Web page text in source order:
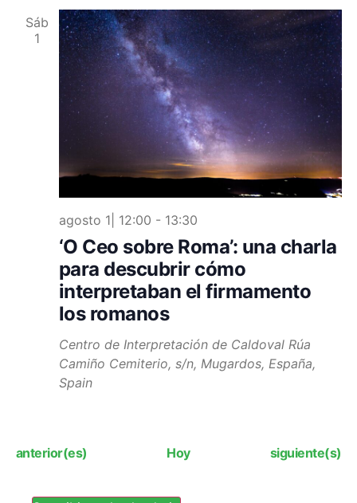
Sáb
1
‘O Ceo sobre Roma’: una charla
para descubrir cómo
interpretaban el firmamento
los romanos
agosto 1| 12:00 - 13:30
Centro de Interpretación de Caldoval Rúa
Camiño Cemiterio, s/n, Mugardos, España,
Spain
Eventos
anterior(es) Hoy Eventos
siguiente(s)